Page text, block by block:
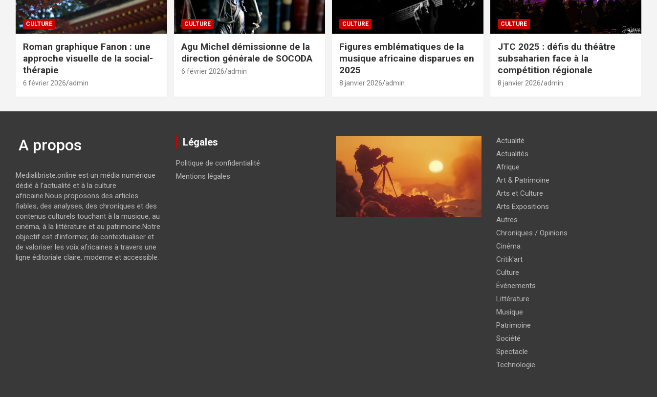
CULTURE
Roman graphique Fanon : une
approche visuelle de la social-
thérapie
6 février 2026 admin
CULTURE
Agu Michel démissionne de la
direction générale de SOCODA
6 février 2026 admin
CULTURE
Figures emblématiques de la
musique africaine disparues en
2025
8 janvier 2026 admin
CULTURE
JTC 2025 : défis du théâtre
subsaharien face à la
compétition régionale
8 janvier 2026 admin
A propos
Medialibriste.online est un média numérique
dédié à l’actualité et à la culture
africaine.Nous proposons des articles
fiables, des analyses, des chroniques et des
contenus culturels touchant à la musique, au
cinéma, à la littérature et au patrimoine.Notre
objectif est d’informer, de contextualiser et
de valoriser les voix africaines à travers une
ligne éditoriale claire, moderne et accessible.
Légales
Politique de confidentialité
Mentions légales
Actualité
Actualités
Afrique
Art & Patrimoine
Arts et Culture
Arts Expositions
Autres
Chroniques / Opinions
Cinéma
Critik'art
Culture
Événements
Littérature
Musique
Patrimoine
Société
Spectacle
Technologie